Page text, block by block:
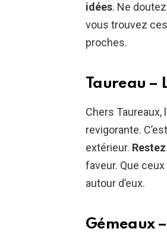
idées. Ne
vous trouvez
proches.
Taureau –
Chers
revigorante.
extérieur.
faveur. Que
autour d’eux.
Gémeaux